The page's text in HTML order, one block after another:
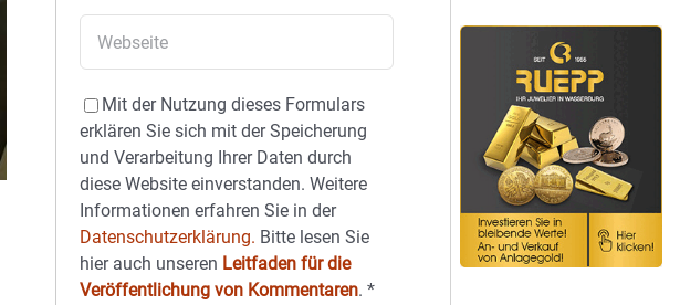
Mit der Nutzung dieses Formulars
erklären Sie sich mit der Speicherung
und Verarbeitung Ihrer Daten durch
diese Website einverstanden. Weitere
Informationen erfahren Sie in der
Datenschutzerklärung. Bitte lesen Sie
hier auch unseren Leitfaden für die
Veröffentlichung von Kommentaren.*